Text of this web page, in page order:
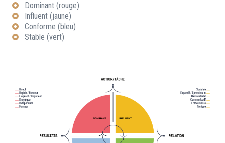
Dominant (rouge)
Influent (jaune)
Conforme (bleu)
Stable (vert)